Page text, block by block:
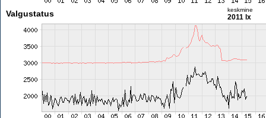
Valgustatus keskmine
2011 lx